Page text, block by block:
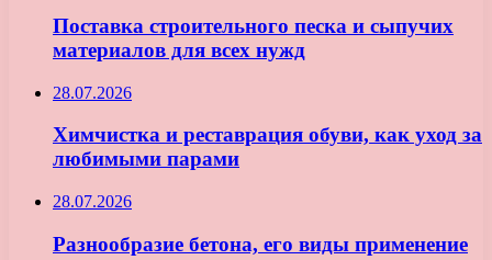
Поставка строительного песка и сыпучих
материалов для всех нужд
28.07.2026
Химчистка и реставрация обуви, как уход за
любимыми парами
28.07.2026
Разнообразие бетона, его виды применение